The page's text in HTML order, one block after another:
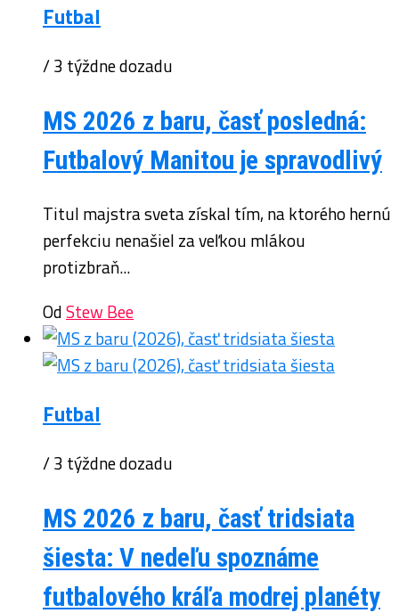
Futbal
/ 3 týždne dozadu
MS 2026 z baru, časť posledná:
Futbalový Manitou je spravodlivý
Titul majstra sveta získal tím, na ktorého hernú
perfekciu nenašiel za veľkou mlákou
protizbraň...
OdStew Bee
Futbal
/ 3 týždne dozadu
MS 2026 z baru, časť tridsiata
šiesta: V nedeľu spoznáme
futbalového kráľa modrej planéty